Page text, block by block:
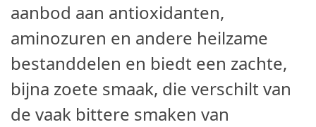
aanbod aan antioxidanten,
aminozuren en andere heilzame
bestanddelen en biedt een zachte,
bijna zoete smaak, die verschilt van
de vaak bittere smaken van